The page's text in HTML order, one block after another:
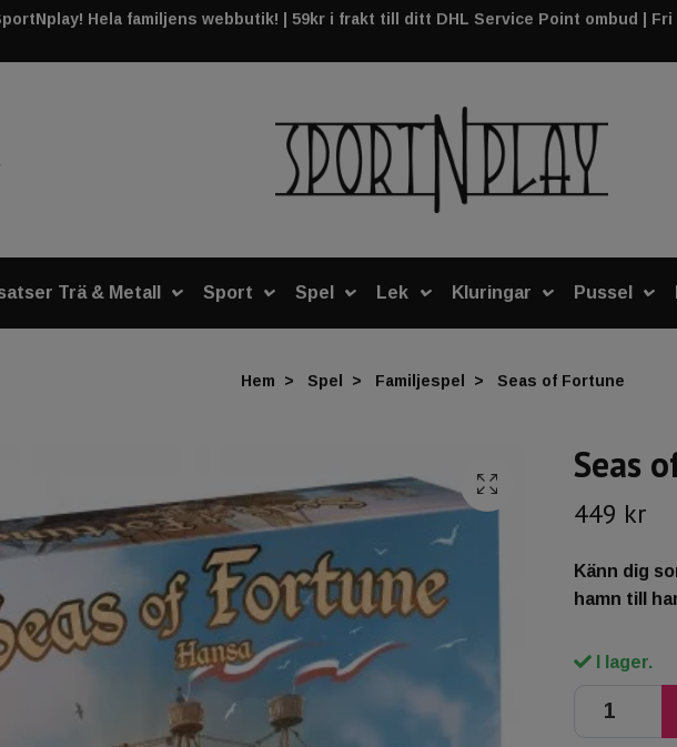
Hela familjens webbutik! | 59kr i frakt till ditt DHL Service Point ombud |
Trä & Metall Sport Spel Lek Kluringar Pussel
Hem Spel Familjespel Seas of Fortune
Seas
449 kr
Känn dig
hamn till
I lager.